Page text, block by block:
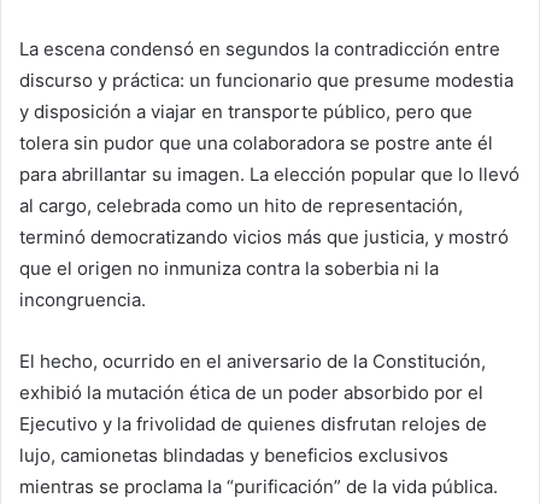
La escena condensó en segundos la contradicción entre
discurso y práctica: un funcionario que presume modestia
y disposición a viajar en transporte público, pero que
tolera sin pudor que una colaboradora se postre ante él
para abrillantar su imagen. La elección popular que lo llevó
al cargo, celebrada como un hito de representación,
terminó democratizando vicios más que justicia, y mostró
que el origen no inmuniza contra la soberbia ni la
incongruencia.
El hecho, ocurrido en el aniversario de la Constitución,
exhibió la mutación ética de un poder absorbido por el
Ejecutivo y la frivolidad de quienes disfrutan relojes de
lujo, camionetas blindadas y beneficios exclusivos
mientras se proclama la “purificación” de la vida pública.